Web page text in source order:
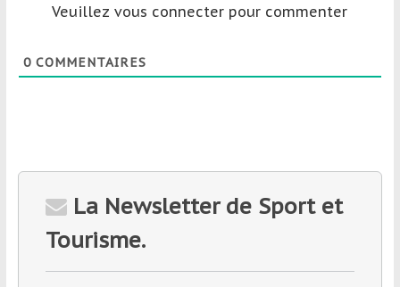
Veuillez vous connecter pour commenter
0COMMENTAIRES
La Newsletter de Sport et
Tourisme.